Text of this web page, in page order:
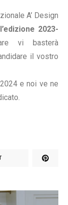
A’ Design
2023-
vi basterà
il vostro
e noi ve ne